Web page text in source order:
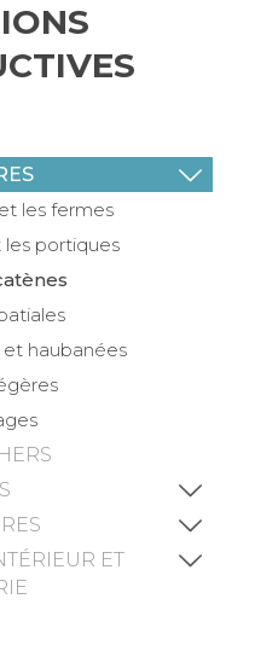
les fermes
les portiques
haubanées
ET